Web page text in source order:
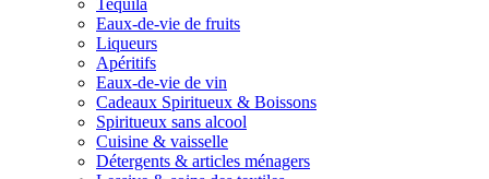
Tequila
Eaux-de-vie de fruits
Liqueurs
Apéritifs
Eaux-de-vie de vin
Cadeaux Spiritueux & Boissons
Spiritueux sans alcool
Cuisine & vaisselle
Détergents & articles ménagers